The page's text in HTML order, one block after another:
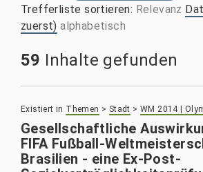
Trefferliste sortieren: Relevanz
zuerst) alphabetisch
59 Inhalte gefunden
Existiert in Themen > Stadt >WM 2014 |
Gesellschaftliche
FIFA Fußball-
Brasilien - eine Ex-Post-